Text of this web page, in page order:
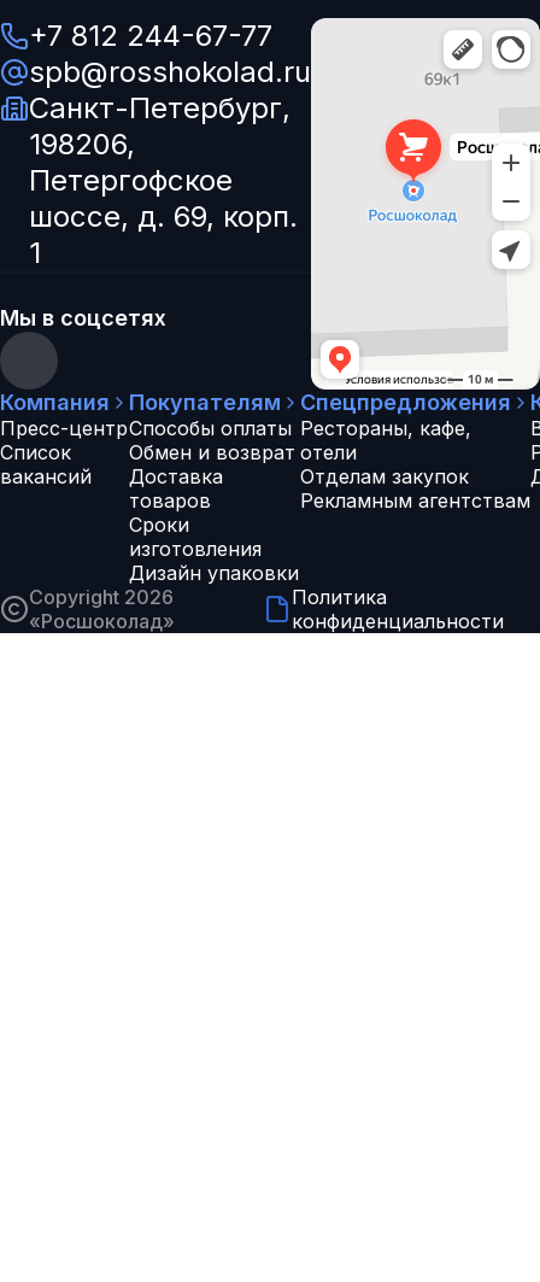
+7 812 244-67-77
spb@rosshokolad.ru
Санкт-Петербург,
198206,
Петергофское
шоссе, д. 69, корп.
1
Мы в соцсетях
Компания
Пресс-центр
Список
вакансий
Покупателям
Способы оплаты
Обмен и возврат
Доставка
товаров
Сроки
изготовления
Дизайн упаковки
Спецпредложения
Рестораны, кафе,
отели
Отделам закупок
Рекламным агентствам
Copyright 2026
«Росшоколад»
Политика
конфиденциальности